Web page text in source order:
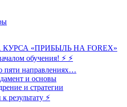
«ПРИБЫЛЬ НА FOREX»
обучения! ⚡ ⚡
пяти направлениях…
и основы
и стратегии
⚡️